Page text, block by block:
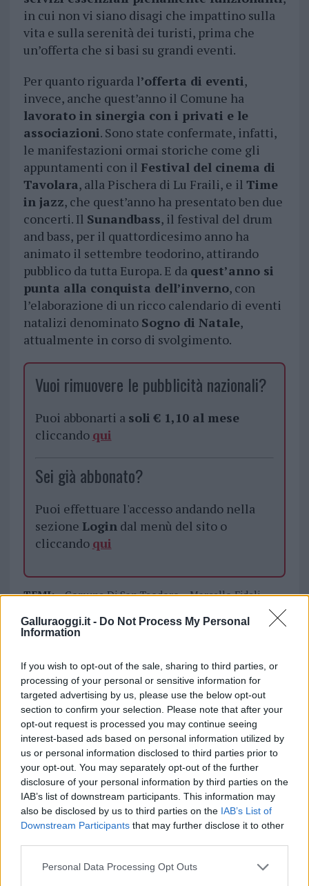
Galluraoggi.it - Do Not Process My Personal
Information
If you wish to opt-out of the sale, sharing to third parties, or
processing of your personal or sensitive information for
targeted advertising by us, please use the below opt-out
section to confirm your selection. Please note that after your
opt-out request is processed you may continue seeing
interest-based ads based on personal information utilized by
us or personal information disclosed to third parties prior to
your opt-out. You may separately opt-out of the further
disclosure of your personal information by third parties on the
IAB’s list of downstream participants. This information may
also be disclosed by us to third parties on the IAB’s List of
Downstream Participants that may further disclose it to other
Please note that this website/app uses one or more Google
Personal Data Processing Opt Outs
in cui non vi siano disagi che impattino sulla
vita e sulla serenità dei turisti, prima che
un’offerta che si basi su grandi eventi.
Per quanto riguarda l’offerta di eventi,
invece, anche quest’anno il Comune ha
lavorato in sinergia con i privati e le
associazioni. Sono state confermate, infatti,
le manifestazioni ormai storiche come gli
appuntamenti con il Festival del cinema di
Tavolara, alla Pischera di Lu Fraili, e il Time
in jazz, che quest’anno ha presentato ben due
concerti. Il Sunandbass, il festival del drum
and bass, per il quattordicesimo anno ha
animato il settembre teodorino, attirando
pubblico da tutta Europa. E da quest’anno si
punta alla conquista dell’inverno, con
l’elaborazione di un ricco calendario di eventi
natalizi denominato Sogno di Natale,
attualmente in corso di svolgimento.
Vuoi rimuovere le pubblicità nazionali?
Puoi abbonarti a soli € 1,10 al mese
cliccando qui
Sei già abbonato?
Puoi effettuare l'accesso andando nella
sezione Logindal menù del sito o
cliccando qui
TEMI: Comune Di San Teodoro Marcello Fideli
Condividi l'articolo
F
a
ce
b
o
o
k
T
w
it
te
r
Pi
n
te
re
st
W
h
at
s
A
p
p
S
h
a
re
Articolo precedente
Prossimo articolo
NOTIZIE RECENTI
Incendi, a San Pasquale arriva il Campo Base: